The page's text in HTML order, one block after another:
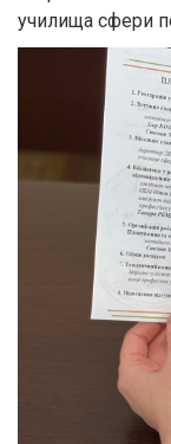
училища сфери